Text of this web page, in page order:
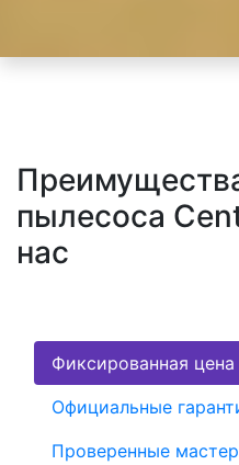
пылесоса
нас
Фиксированная цена
Официальные
Проверенные